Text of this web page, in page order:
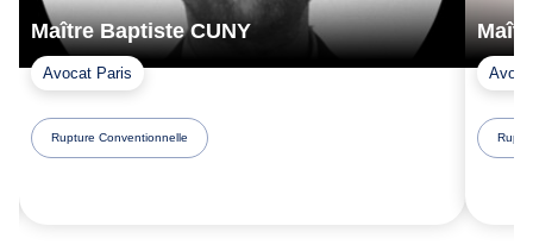
Maître Baptiste CUNY
Avocat Paris
Rupture Conventionnelle